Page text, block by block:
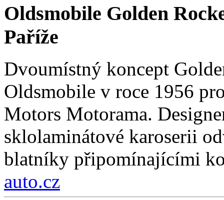
Oldsmobile Golden
Paříže
Dvoumístný koncept
Oldsmobile v roce 1956
Motors Motorama.
sklolaminátové karoserii
blatníky připomínajícími
auto.cz